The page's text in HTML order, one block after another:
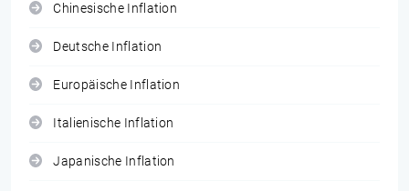
Chinesische Inflation
Deutsche Inflation
Europäische Inflation
Italienische Inflation
Japanische Inflation